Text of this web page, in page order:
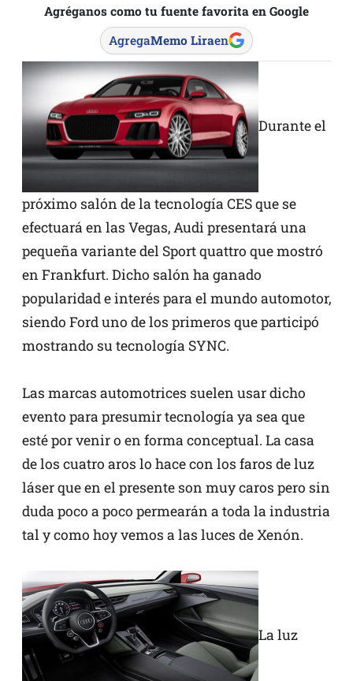
Agréganos como tu fuente favorita en Google
AgregaMemo Liraen
Durante el
próximo salón de la tecnología CES que se
efectuará en las Vegas, Audi presentará una
pequeña variante del Sport quattro que mostró
en Frankfurt. Dicho salón ha ganado
popularidad e interés para el mundo automotor,
siendo Ford uno de los primeros que participó
mostrando su tecnología SYNC.
Las marcas automotrices suelen usar dicho
evento para presumir tecnología ya sea que
esté por venir o en forma conceptual. La casa
de los cuatro aros lo hace con los faros de luz
láser que en el presente son muy caros pero sin
duda poco a poco permearán a toda la industria
tal y como hoy vemos a las luces de Xenón.
La luz